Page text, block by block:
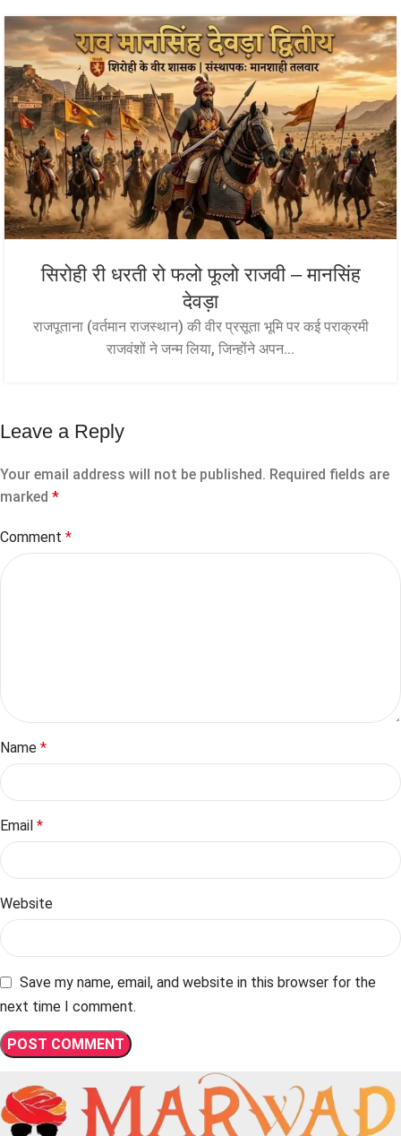
सिरोही री धरती रो फलो फूलो राजवी – मानसिंह
देवड़ा
राजपूताना (वर्तमान राजस्थान) की वीर प्रसूता भूमि पर कई पराक्रमी
राजवंशों ने जन्म लिया, जिन्होंने अपन...
Leave a Reply
Your email address will not be published. Required fields are
marked *
Comment *
Name *
Email *
Website
Save my name, email, and website in this browser for the
next time I comment.